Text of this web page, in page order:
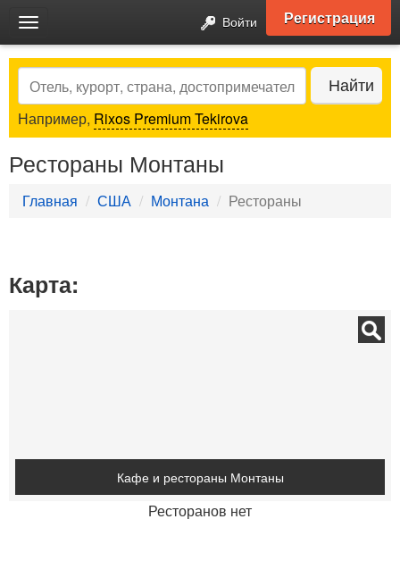
Toggle
navigation
Войти Регистрация
Search Найти
Например, Rixos Premium Tekirova
Рестораны Монтаны
Главная США Монтана Рестораны
Карта:
Кафе и рестораны Монтаны
Ресторанов нет